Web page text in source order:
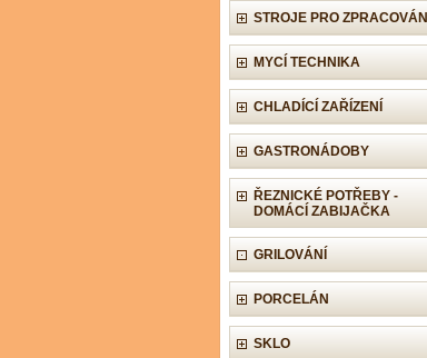
STROJE PRO ZPRACOVÁNÍ
MYCÍ TECHNIKA
CHLADÍCÍ ZAŘÍZENÍ
GASTRONÁDOBY
ŘEZNICKÉ POTŘEBY -
DOMÁCÍ ZABIJAČKA
GRILOVÁNÍ
PORCELÁN
SKLO